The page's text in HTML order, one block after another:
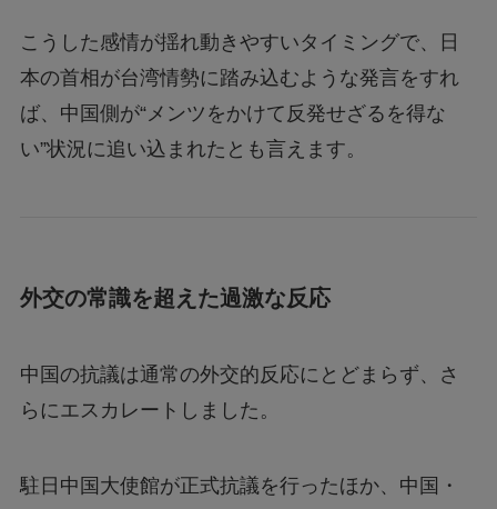
こうした感情が揺れ動きやすいタイミングで、日
本の首相が台湾情勢に踏み込むような発言をすれ
ば、中国側が“メンツをかけて反発せざるを得な
い”状況に追い込まれたとも言えます。
外交の常識を超えた過激な反応
中国の抗議は通常の外交的反応にとどまらず、さ
らにエスカレートしました。
駐日中国大使館が正式抗議を行ったほか、中国・